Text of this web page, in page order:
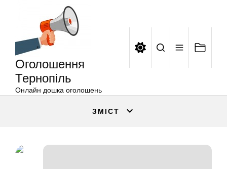
Оголошення
Тернопіль
Онлайн дошка оголошень
ЗМІСТ